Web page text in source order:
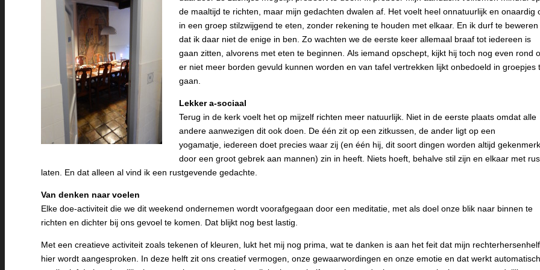
de maaltijd te richten, maar mijn gedachten dwalen af. Het voelt heel onnatuurlijk en onaardig
in een groep stilzwijgend te eten, zonder rekening te houden met elkaar. En ik durf te beweren
dat ik daar niet de enige in ben. Zo wachten we de eerste keer allemaal braaf tot iedereen is
gaan zitten, alvorens met eten te beginnen. Als iemand opschept, kijkt hij toch nog even rond
er niet meer borden gevuld kunnen worden en van tafel vertrekken lijkt onbedoeld in groepjes
gaan.
Lekker a-sociaal
Terug in de kerk voelt het op mijzelf richten meer natuurlijk. Niet in de eerste plaats omdat alle
andere aanwezigen dit ook doen. De één zit op een zitkussen, de ander ligt op een
yogamatje, iedereen doet precies waar zij (en één hij, dit soort dingen worden altijd
door een groot gebrek aan mannen) zin in heeft. Niets hoeft, behalve stil zijn en elkaar met
laten. En dat alleen al vind ik een rustgevende gedachte.
Van denken naar voelen
Elke doe-activiteit die we dit weekend ondernemen wordt voorafgegaan door een meditatie, met als doel onze blik naar binnen te
richten en dichter bij ons gevoel te komen. Dat blijkt nog best lastig.
Met een creatieve activiteit zoals tekenen of kleuren, lukt het mij nog prima, wat te danken is aan het feit dat mijn
hier wordt aangesproken. In deze helft zit ons creatief vermogen, onze gewaarwordingen en onze emotie en dat werkt automatisch